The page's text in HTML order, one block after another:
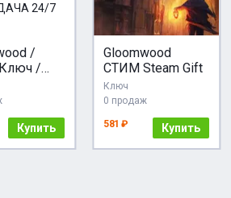
/
/
|
Купить
Gloomwood
СТИМ Steam Gift
Ключ
0 продаж
581 ₽ Купить